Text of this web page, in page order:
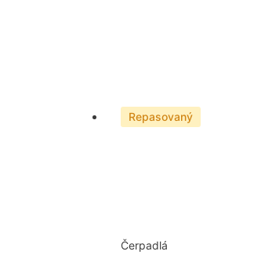
Repasovaný
Čerpadlá